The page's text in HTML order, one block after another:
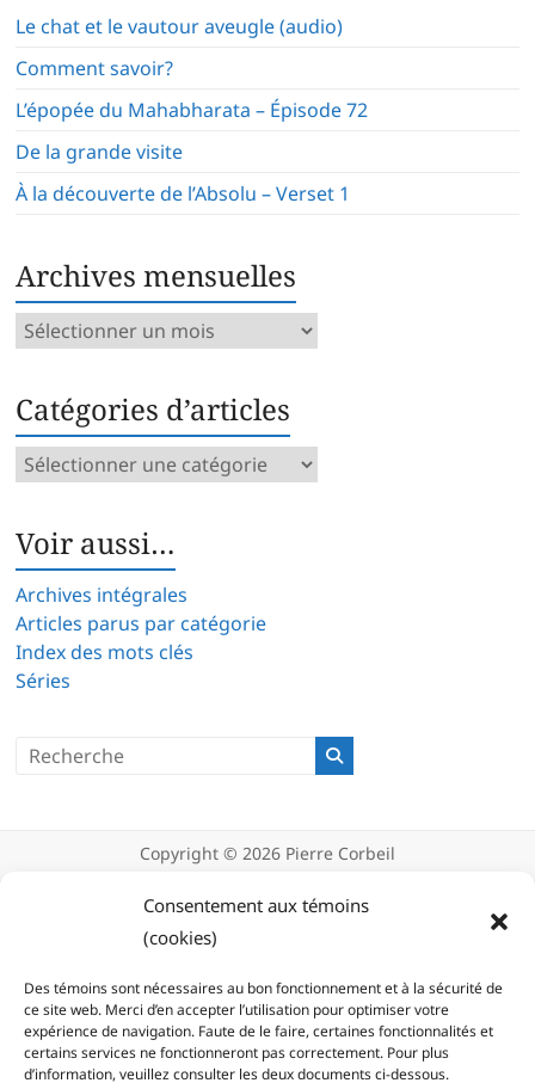
Consentement aux témoins
(cookies)
Des témoins sont nécessaires au bon fonctionnement et à la sécurité de
ce site web. Merci d’en accepter l’utilisation pour optimiser votre
expérience de navigation. Faute de le faire, certaines fonctionnalités et
certains services ne fonctionneront pas correctement. Pour plus
d’information, veuillez consulter les deux documents ci-dessous.
Le chat et le vautour aveugle (audio)
Comment savoir?
L’épopée du Mahabharata – Épisode 72
De la grande visite
À la découverte de l’Absolu – Verset 1
Archives mensuelles
Archives
Catégories d’articles
Catégories
Voir aussi…
Archives intégrales
Articles parus par catégorie
Index des mots clés
Séries
Copyright © 2026 Pierre Corbeil
(cookies)